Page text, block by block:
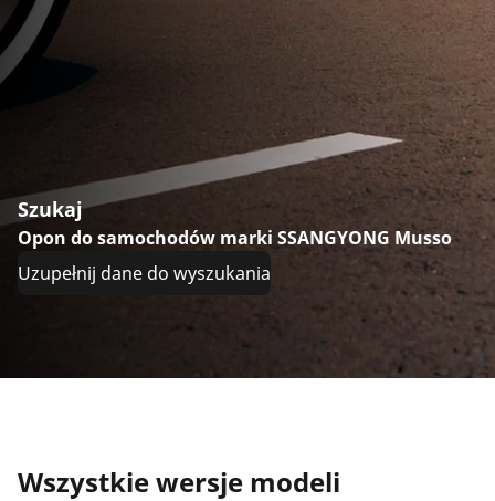
Szukaj
Opon do samochodów marki SSANGYONG Musso
Uzupełnij dane do wyszukania
Wszystkie wersje modeli